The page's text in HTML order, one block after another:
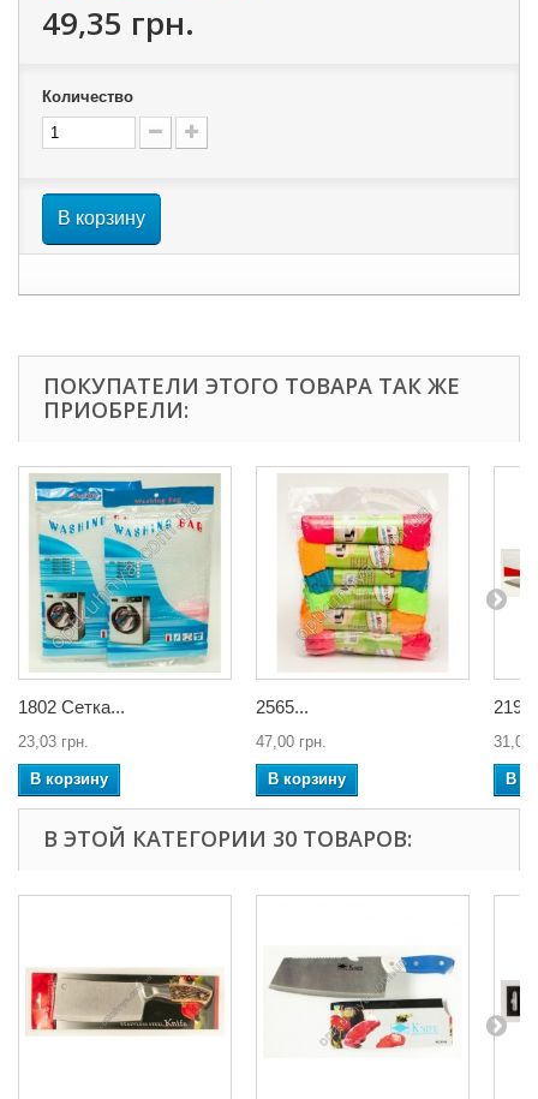
49,35 грн.
Количество
В корзину
ПОКУПАТЕЛИ ЭТОГО ТОВАРА ТАК ЖЕ
ПРИОБРЕЛИ:
1802 Сетка...
23,03 грн.
В корзину
2565...
47,00 грн.
В корзину
31,02
В
В ЭТОЙ КАТЕГОРИИ 30 ТОВАРОВ: